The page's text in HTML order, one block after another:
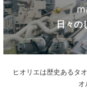
日々の
ヒオリエは歴史あるタ
オ